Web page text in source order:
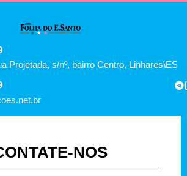
Projetada, s/nº, bairro Centro, Linhares\ES
NOS